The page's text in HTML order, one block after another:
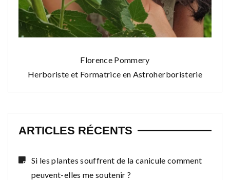
Florence Pommery
Herboriste et Formatrice en Astroherboristerie
ARTICLES RÉCENTS
Si les plantes souffrent de la canicule comment
peuvent-elles me soutenir ?